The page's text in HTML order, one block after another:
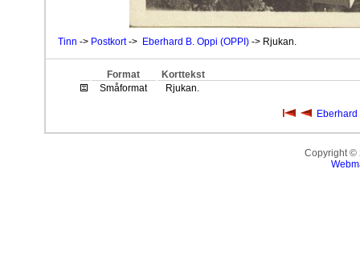
Tinn -> Postkort-> Eberhard B. Oppi (OPPI) -> Rjukan.
Format
Korttekst
Småformat
Rjukan.
Eberhard
Copyright ©